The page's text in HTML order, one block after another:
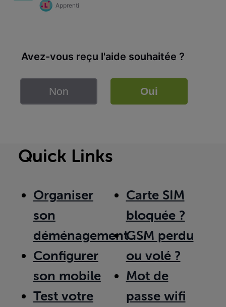
Apprenti
Avez-vous reçu l'aide souhaitée ?
Non Oui
Quick Links
Organiser
son
déménagement
Configurer
son mobile
Test votre
Carte SIM
bloquée ?
GSM perdu
ou volé ?
Mot de
passe wifi